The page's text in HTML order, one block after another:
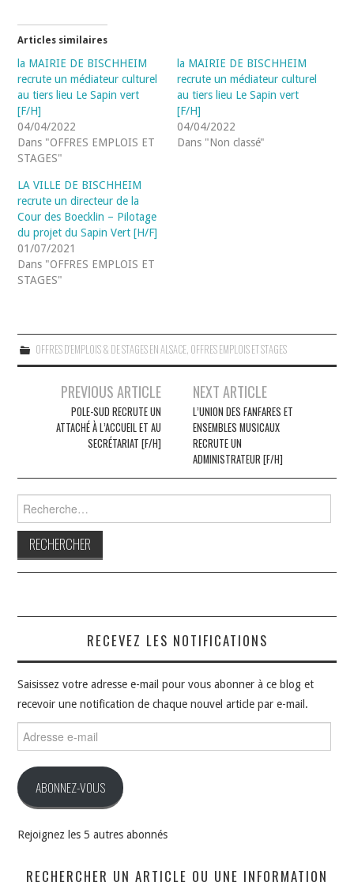
Articles similaires
la MAIRIE DE BISCHHEIM
recrute un médiateur culturel
au tiers lieu Le Sapin vert
[F/H]
04/04/2022
Dans "OFFRES EMPLOIS ET
STAGES"
la MAIRIE DE BISCHHEIM
recrute un médiateur culturel
au tiers lieu Le Sapin vert
[F/H]
04/04/2022
Dans "Non classé"
LA VILLE DE BISCHHEIM
recrute un directeur de la
Cour des Boecklin – Pilotage
du projet du Sapin Vert [H/F]
01/07/2021
Dans "OFFRES EMPLOIS ET
STAGES"
OFFRES D'EMPLOIS & DE STAGES EN ALSACE, OFFRES EMPLOIS ET STAGES
Navigation
articles
PREVIOUS ARTICLE
POLE-SUD RECRUTE UN
ATTACHÉ À L’ACCUEIL ET AU
SECRÉTARIAT [F/H]
NEXT ARTICLE
L’UNION DES FANFARES ET
ENSEMBLES MUSICAUX
RECRUTE UN
ADMINISTRATEUR [F/H]
Rechercher :
RECEVEZ LES NOTIFICATIONS
Saisissez votre adresse e-mail pour vous abonner à ce blog et
recevoir une notification de chaque nouvel article par e-mail.
Adresse
e-
ABONNEZ-VOUS
Rejoignez les 5 autres abonnés
RECHERCHER UN ARTICLE OU UNE INFORMATION